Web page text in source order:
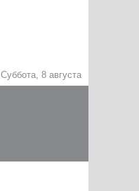
Суббота, 8 августа